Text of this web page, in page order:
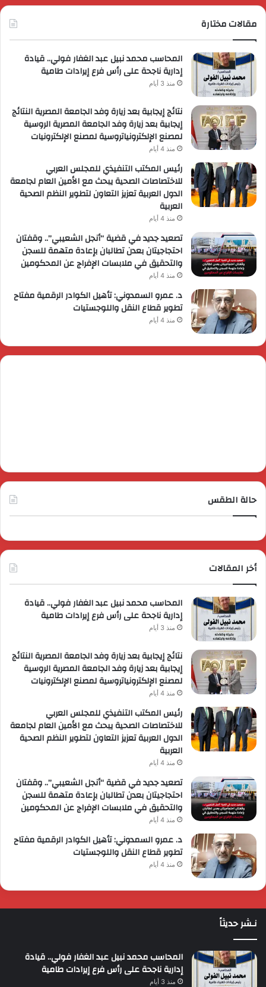
مقالات مختارة
المحاسب محمد نبيل عبد الغفار فولي.. قيادة
إدارية ناجحة على رأس فرع إيرادات طامية
منذ 3 أيام
نتائج إيجابية بعد زيارة وفد الجامعة المصرية النتائج
إيجابية بعد زيارة وفد الجامعة المصرية الروسية
لمصنع الإلكترونياتروسية لمصنع الإلكترونيات
منذ 4 أيام
رئيس المكتب التنفيذي للمجلس العربي
للاختصاصات الصحية يبحث مع الأمين العام لجامعة
الدول العربية تعزيز التعاون لتطوير النظم الصحية
العربية
منذ 4 أيام
تصعيد جديد في قضية “أنجل الشعيبي”.. وقفتان
احتجاجيتان بعدن تطالبان بإعادة متهمة للسجن
والتحقيق في ملابسات الإفراج عن المحكومين
منذ 4 أيام
د. عمرو السمدوني: تأهيل الكوادر الرقمية مفتاح
تطوير قطاع النقل واللوجستيات
منذ 4 أيام
حالة الطقس
أخر المقالات
المحاسب محمد نبيل عبد الغفار فولي.. قيادة
إدارية ناجحة على رأس فرع إيرادات طامية
منذ 3 أيام
نتائج إيجابية بعد زيارة وفد الجامعة المصرية النتائج
إيجابية بعد زيارة وفد الجامعة المصرية الروسية
لمصنع الإلكترونياتروسية لمصنع الإلكترونيات
منذ 4 أيام
رئيس المكتب التنفيذي للمجلس العربي
للاختصاصات الصحية يبحث مع الأمين العام لجامعة
الدول العربية تعزيز التعاون لتطوير النظم الصحية
العربية
منذ 4 أيام
تصعيد جديد في قضية “أنجل الشعيبي”.. وقفتان
احتجاجيتان بعدن تطالبان بإعادة متهمة للسجن
والتحقيق في ملابسات الإفراج عن المحكومين
منذ 4 أيام
د. عمرو السمدوني: تأهيل الكوادر الرقمية مفتاح
تطوير قطاع النقل واللوجستيات
منذ 4 أيام
نـشر حديثاً
المحاسب محمد نبيل عبد الغفار فولي.. قيادة
إدارية ناجحة على رأس فرع إيرادات طامية
منذ 3 أيام